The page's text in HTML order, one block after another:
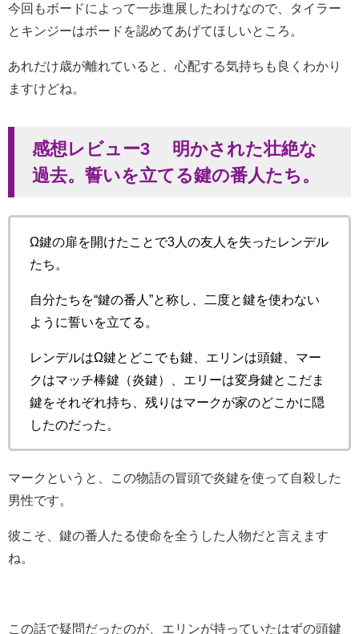
今回もボードによって一歩進展したわけなので、タイラー
とキンジーはボードを認めてあげてほしいところ。
あれだけ歳が離れていると、心配する気持ちも良くわかり
ますけどね。
感想レビュー3 明かされた壮絶な
過去。誓いを立てる鍵の番人たち。
Ω鍵の扉を開けたことで3人の友人を失ったレンデル
たち。
自分たちを“鍵の番人”と称し、二度と鍵を使わない
ように誓いを立てる。
レンデルはΩ鍵とどこでも鍵、エリンは頭鍵、マー
クはマッチ棒鍵（炎鍵）、エリーは変身鍵とこだま
鍵をそれぞれ持ち、残りはマークが家のどこかに隠
したのだった。
マークというと、この物語の冒頭で炎鍵を使って自殺した
男性です。
彼こそ、鍵の番人たる使命を全うした人物だと言えます
ね。
この話で疑問だったのが、エリンが持っていたはずの頭鍵